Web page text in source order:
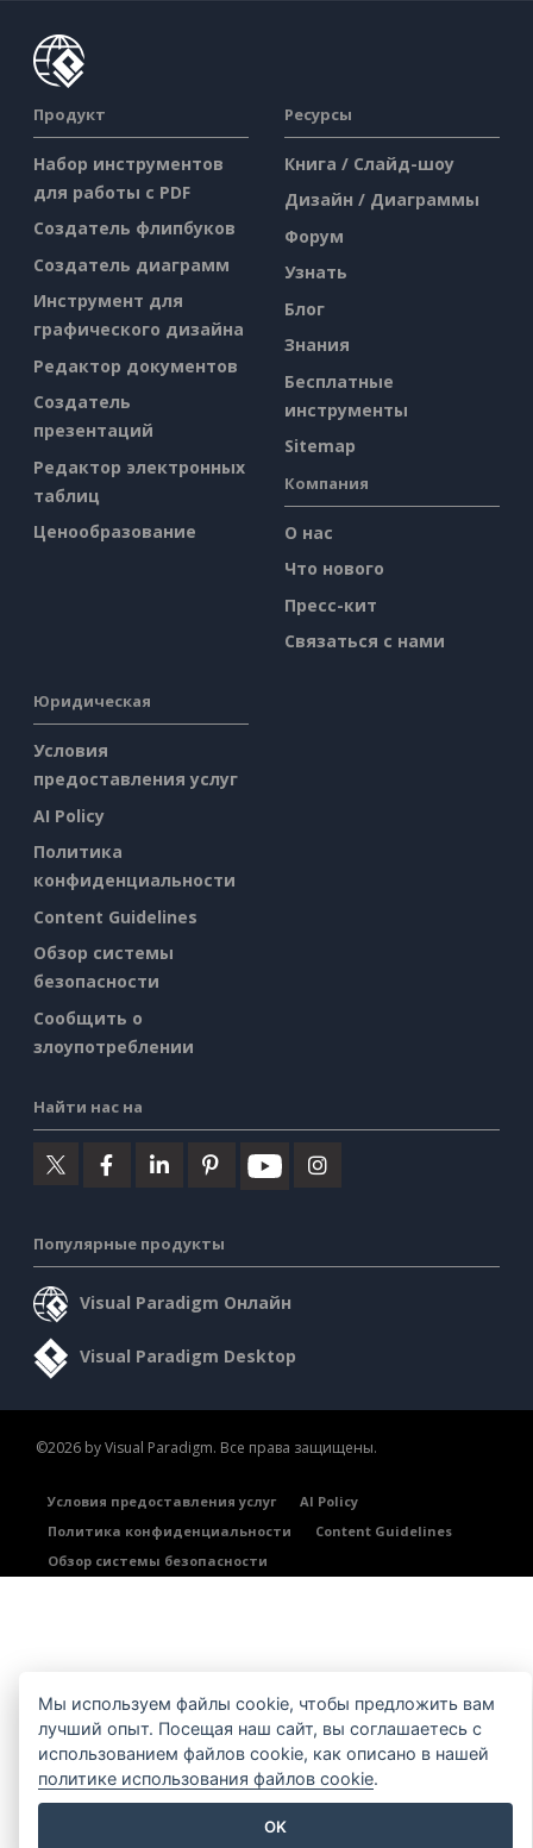
Продукт
Набор инструментов
для работы с PDF
Создатель флипбуков
Создатель диаграмм
Инструмент для
графического дизайна
Редактор документов
Создатель
презентаций
Редактор электронных
таблиц
Ценообразование
Ресурсы
Книга / Слайд-шоу
Дизайн / Диаграммы
Форум
Узнать
Блог
Знания
Бесплатные
инструменты
Sitemap
Компания
О нас
Что нового
Пресс-кит
Связаться с нами
Юридическая
Условия
предоставления услуг
AI Policy
Политика
конфиденциальности
Content Guidelines
Обзор системы
безопасности
Сообщить о
злоупотреблении
Найти нас на
Популярные продукты
Visual Paradigm Онлайн
Visual Paradigm Desktop
©2026 by Visual Paradigm. Все права защищены.
Условия предоставления услуг
AI Policy
Политика конфиденциальности
Content Guidelines
Обзор системы безопасности
Мы используем файлы cookie, чтобы предложить вам
лучший опыт. Посещая наш сайт, вы соглашаетесь с
использованием файлов cookie, как описано в нашей
политике использования файлов cookie.
OK